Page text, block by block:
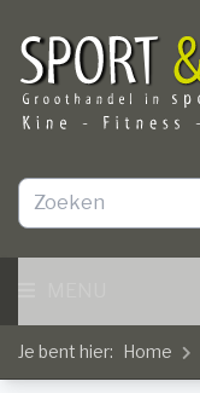
Je bent hier: Home